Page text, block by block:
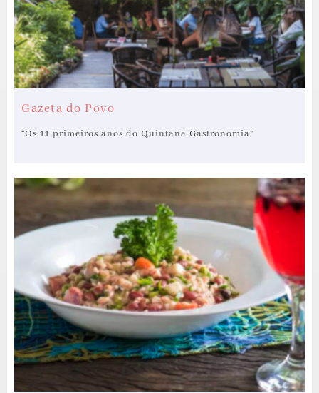
Gazeta do Povo
“Os 11 primeiros anos do Quintana Gastronomia”